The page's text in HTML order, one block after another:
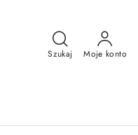
Szukaj Moje konto